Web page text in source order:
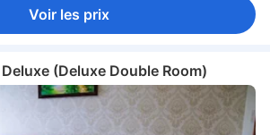
Voir les prix
(Deluxe Double Room)